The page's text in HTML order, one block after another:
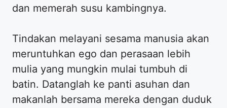
dan memerah susu kambingnya.
Tindakan melayani sesama manusia akan
meruntuhkan ego dan perasaan lebih
mulia yang mungkin mulai tumbuh di
batin. Datanglah ke panti asuhan dan
makanlah bersama mereka dengan duduk